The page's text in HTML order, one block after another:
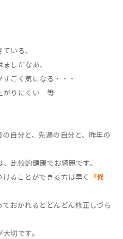
いる、
しだなあ、
ごく気になる・・・
がりにくい 等
自分と、先週の自分と、昨年の
比較的健康でお綺麗です。
ることができる方は早く
「修
おかれるとどんどん修正しづら
切です。